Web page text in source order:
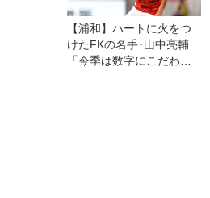
【浦和】ハートに火をつ
けたFKの名手･山中亮輔
「今季は数字にこだわ